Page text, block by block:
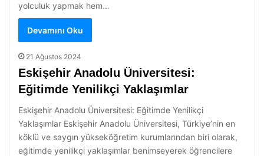
yolculuk yapmak hem…
Devamını Oku
21 Ağustos 2024
Eskişehir Anadolu Üniversitesi:
Eğitimde Yenilikçi Yaklaşımlar
Eskişehir Anadolu Üniversitesi: Eğitimde Yenilikçi
Yaklaşımlar Eskişehir Anadolu Üniversitesi, Türkiye’nin en
köklü ve saygın yükseköğretim kurumlarından biri olarak,
eğitimde yenilikçi yaklaşımlar benimseyerek öğrencilere